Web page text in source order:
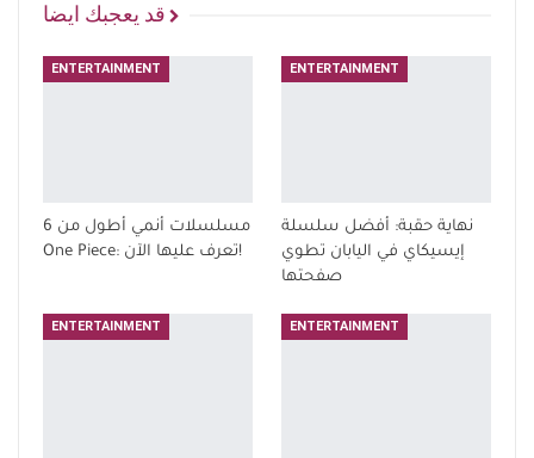
قد يعجبك ايضا
ENTERTAINMENT
6 مسلسلات أنمي أطول من
One Piece: تعرف عليها الآن!
ENTERTAINMENT
نهاية حقبة: أفضل سلسلة
إيسيكاي في اليابان تطوي
صفحتها
ENTERTAINMENT ENTERTAINMENT